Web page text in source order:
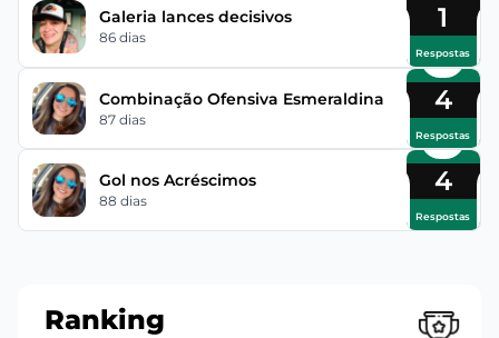
Galeria lances decisivos
86 dias
1
Respostas
Combinação Ofensiva Esmeraldina
87 dias
4
Respostas
Gol nos Acréscimos
88 dias
4
Respostas
Ranking